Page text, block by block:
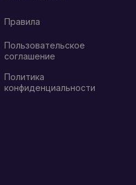
Правила
Пользовательское
соглашение
Политика
конфиденциальности